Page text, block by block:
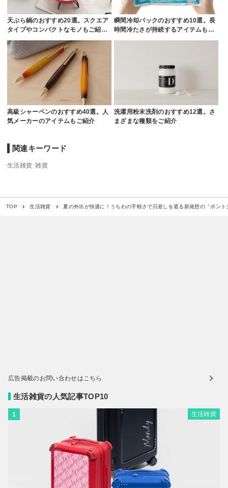
天ぷら鍋のおすすめ20選。スクエア
タイプやコンパクトなモノもご紹…
瞬間冷却パックのおすすめ10選。長
時間冷たさが持続するアイテムも…
高級シャーペンのおすすめ40選。人
気メーカーのアイテムもご紹介
洗濯用粉末洗剤のおすすめ12選。さ
まざまな種類をご紹介
関連キーワード
生活雑貨 雑貨
TOP 生活雑貨 夏の外出が快適に！うちわの手軽さで日差しを遮る新発想の「ポント
広告掲載のお問い合わせはこちら
生活雑貨の人気記事TOP10
1 生活雑貨